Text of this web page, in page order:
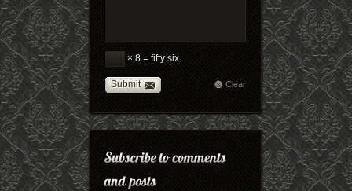
× 8 = fifty six
Submit Clear